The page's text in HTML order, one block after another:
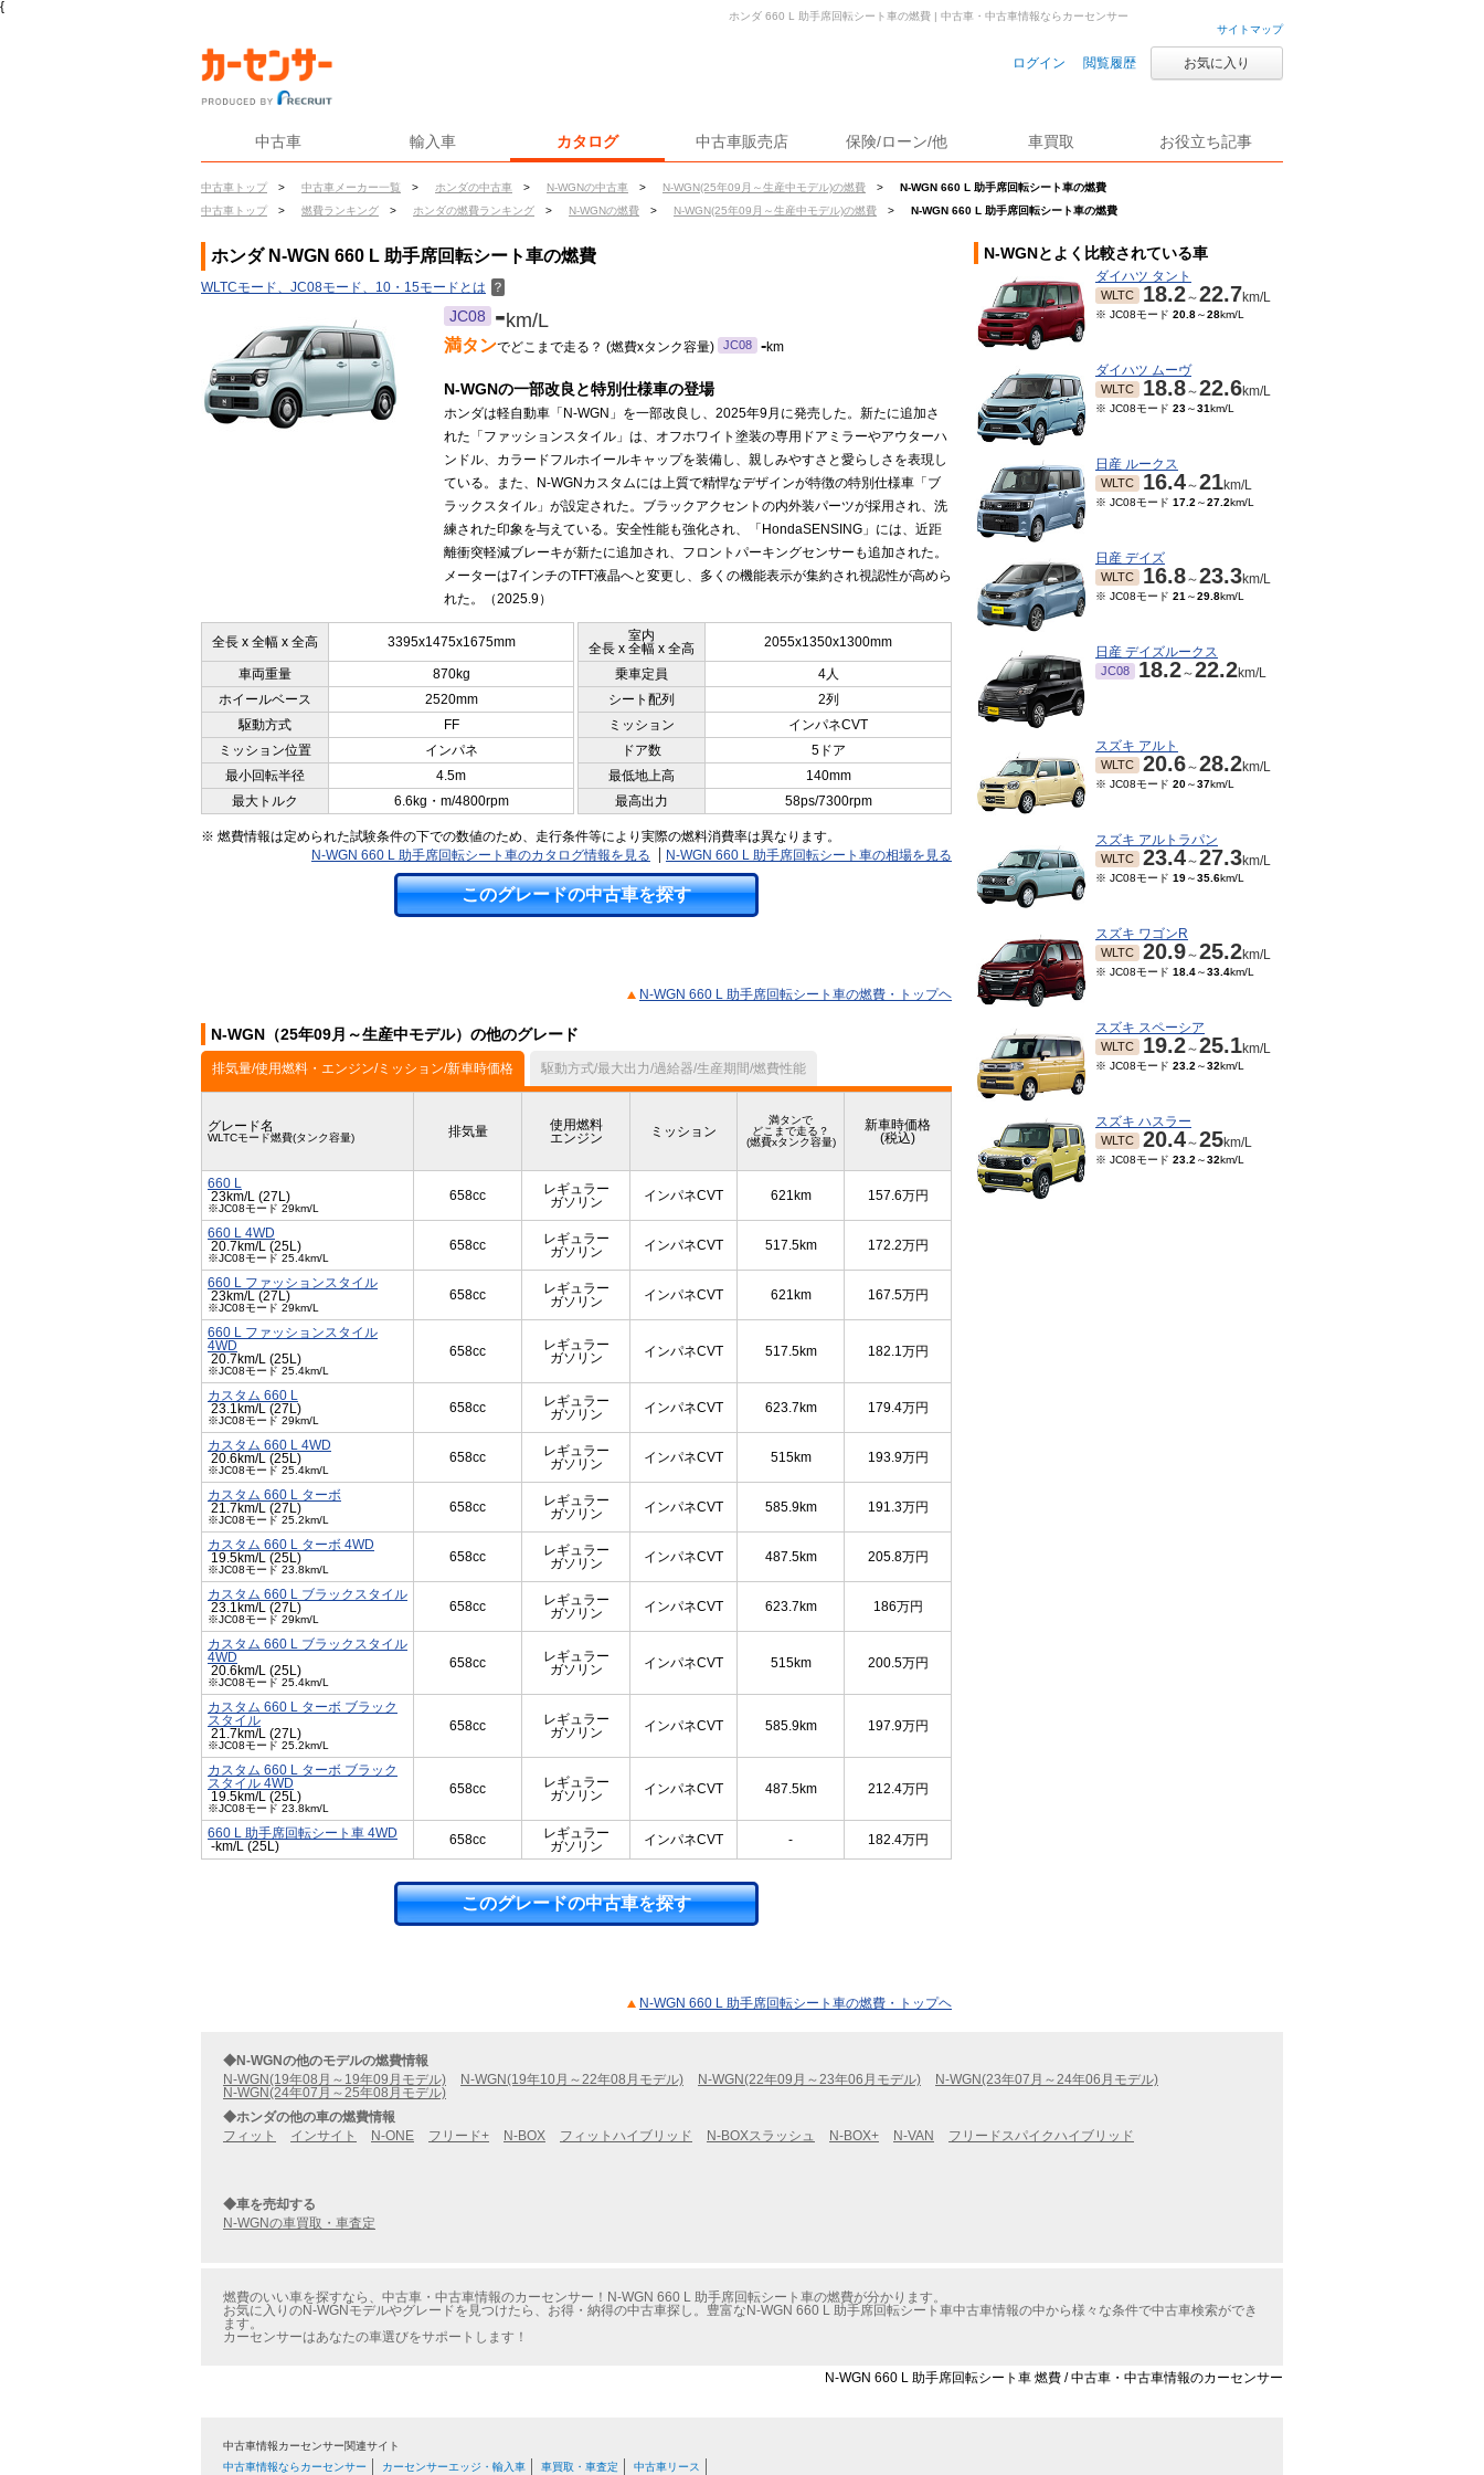
{
サイトマップ
ログイン 閲覧履歴 お気に入り
中古車 輸入車 カタログ 中古車販売店 保険/ローン/他 車買取 お役立ち記事
中古車トップ > 中古車メーカー一覧 > ホンダの中古車 > N-WGNの中古車 > N-WGN(25年09月～生産中モデル)の燃費 >
N-WGN 660 L 助手席回転シート車の燃費
中古車トップ
> 燃費ランキング > ホンダの燃費ランキング > N-WGNの燃費 > N-WGN(25年09月～生産中モデル)の燃費 > N-WGN 660 L 助手席回転シート車の燃費
ホンダ 660 L 助手席回転シート車の燃費 | 中古車・中古車情報ならカーセンサー
ホンダ N-WGN 660 L 助手席回転シート車の燃費
WLTCモード、JC08モード、10・15モードとは ？
JC08 -km/L
満タンでどこまで走る？ (燃費xタンク容量) JC08 -km
N-WGNの一部改良と特別仕様車の登場
ホンダは軽自動車「N-WGN」を一部改良し、2025年9月に発売した。新たに追加さ
れた「ファッションスタイル」は、オフホワイト塗装の専用ドアミラーやアウターハ
ンドル、カラードフルホイールキャップを装備し、親しみやすさと愛らしさを表現し
ている。また、N-WGNカスタムには上質で精悍なデザインが特徴の特別仕様車「ブ
ラックスタイル」が設定された。ブラックアクセントの内外装パーツが採用され、洗
練された印象を与えている。安全性能も強化され、「HondaSENSING」には、近距
離衝突軽減ブレーキが新たに追加され、フロントパーキングセンサーも追加された。
メーターは7インチのTFT液晶へと変更し、多くの機能表示が集約され視認性が高めら
れた。（2025.9）
全長 x 全幅 x 全高 3395x1475x1675mm
室内
全長 x 全幅 x 全高
2055x1350x1300mm
車両重量 870kg 乗車定員
4人
ホイールベース
2520mm シート配列
2列
駆動方式
FF ミッション
インパネCVT
ミッション位置
インパネ ドア数
5ドア
最小回転半径
4.5m 最低地上高
140mm
最大トルク
6.6kg・m/4800rpm 最高出力 58ps/7300rpm
※ 燃費情報は定められた試験条件の下での数値のため、走行条件等により実際の燃料消費率は異なります。
N-WGN 660 L 助手席回転シート車のカタログ情報を見る
N-WGN 660 L 助手席回転シート車の相場を見る
このグレードの中古車を探す
N-WGN 660 L 助手席回転シート車の燃費・トップヘ
N-WGN（25年09月～生産中モデル）の他のグレード
排気量/使用燃料・エンジン/ミッション/新車時価格 駆動方式/最大出力/過給器/生産期間/燃費性能
グレード名
WLTCモード燃費(タンク容量) 排気量
使用燃料
エンジン
ミッション
満タンで
どこまで走る？
(燃費xタンク容量)
新車時価格
(税込)
660 L
23km/L (27L)
※JC08モード 29km/L
658cc
レギュラー
ガソリン
インパネCVT 621km 157.6万円
660 L 4WD
20.7km/L (25L)
※JC08モード 25.4km/L
658cc
レギュラー
ガソリン
インパネCVT 517.5km 172.2万円
660 L ファッションスタイル
23km/L (27L)
※JC08モード 29km/L
658cc
レギュラー
ガソリン
インパネCVT 621km 167.5万円
660 L ファッションスタイル
4WD
20.7km/L (25L)
※JC08モード 25.4km/L
658cc
レギュラー
ガソリン
インパネCVT 517.5km 182.1万円
カスタム 660 L
23.1km/L (27L)
※JC08モード 29km/L
658cc
レギュラー
ガソリン
インパネCVT 623.7km 179.4万円
カスタム 660 L 4WD
20.6km/L (25L)
※JC08モード 25.4km/L
658cc
レギュラー
ガソリン
インパネCVT 515km 193.9万円
カスタム 660 L ターボ
21.7km/L (27L)
※JC08モード 25.2km/L
658cc
レギュラー
ガソリン
インパネCVT 585.9km 191.3万円
カスタム 660 L ターボ 4WD
19.5km/L (25L)
※JC08モード 23.8km/L
658cc
レギュラー
ガソリン
インパネCVT 487.5km 205.8万円
カスタム 660 L ブラックスタイル
23.1km/L (27L)
※JC08モード 29km/L
658cc
レギュラー
ガソリン
インパネCVT 623.7km 186万円
カスタム 660 L ブラックスタイル
4WD
20.6km/L (25L)
※JC08モード 25.4km/L
658cc
レギュラー
ガソリン
インパネCVT 515km 200.5万円
カスタム 660 L ターボ ブラック
スタイル
21.7km/L (27L)
※JC08モード 25.2km/L
658cc
レギュラー
ガソリン
インパネCVT 585.9km 197.9万円
カスタム 660 L ターボ ブラック
スタイル 4WD
19.5km/L (25L)
※JC08モード 23.8km/L
658cc
レギュラー
ガソリン
インパネCVT 487.5km 212.4万円
660 L 助手席回転シート車 4WD
-km/L (25L)
658cc
レギュラー
ガソリン
インパネCVT - 182.4万円
このグレードの中古車を探す
N-WGN 660 L 助手席回転シート車の燃費・トップヘ
N-WGNとよく比較されている車
ダイハツ タント
WLTC 18.2～22.7km/L
※ JC08モード 20.8～28km/L
ダイハツ ムーヴ
WLTC 18.8～22.6km/L
※ JC08モード 23～31km/L
日産 ルークス
WLTC 16.4～21km/L
※ JC08モード 17.2 ～27.2km/L
日産 デイズ
WLTC 16.8～23.3km/L
※ JC08モード 21 ～29.8km/L
日産 デイズルークス
JC08 18.2～22.2km/L
スズキ アルト
WLTC 20.6～28.2km/L
※ JC08モード 20～37km/L
スズキ アルトラパン
WLTC 23.4～27.3km/L
※ JC08モード 19～35.6km/L
スズキ ワゴンR
WLTC 20.9～25.2km/L
※ JC08モード 18.4～33.4km/L
スズキ スペーシア
WLTC 19.2～25.1km/L
※ JC08モード 23.2 ～32km/L
スズキ ハスラー
WLTC 20.4～25km/L
※ JC08モード 23.2 ～32km/L
◆N-WGNの他のモデルの燃費情報
N-WGN(19年08月～19年09月モデル)
N-WGN(19年10月～22年08月モデル) N-WGN(22年09月～23年06月モデル)
N-WGN(23年07月～24年06月モデル)
N-WGN(24年07月～25年08月モデル)
◆ホンダの他の車の燃費情報
フィット
インサイト N-ONE フリード+ N-BOX フィットハイブリッド N-BOXスラッシュ N-BOX+ N-VAN フリードスパイクハイブリッド
◆車を売却する
N-WGNの車買取・車査定
燃費のいい車を探すなら、中古車・中古車情報のカーセンサー！N-WGN 660 L 助手席回転シート車の燃費が分かります。
お気に入りのN-WGNモデルやグレードを見つけたら、お得・納得の中古車探し。豊富なN-WGN 660 L 助手席回転シート車中古車情報の中から様々な条件で中古車検索ができ
ます。
カーセンサーはあなたの車選びをサポートします！
N-WGN 660 L 助手席回転シート車 燃費 / 中古車・中古車情報のカーセンサー
中古車情報カーセンサー関連サイト
中古車情報ならカーセンサー
カーセンサーエッジ・輸入車 車買取・車査定 中古車リース